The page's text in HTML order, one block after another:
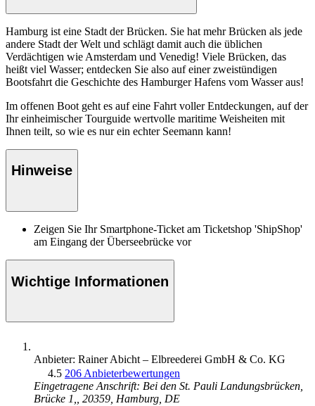
Hamburg ist eine Stadt der Brücken. Sie hat mehr Brücken als jede
andere Stadt der Welt und schlägt damit auch die üblichen
Verdächtigen wie Amsterdam und Venedig! Viele Brücken, das
heißt viel Wasser; entdecken Sie also auf einer zweistündigen
Bootsfahrt die Geschichte des Hamburger Hafens vom Wasser aus!
Im offenen Boot geht es auf eine Fahrt voller Entdeckungen, auf der
Ihr einheimischer Tourguide wertvolle maritime Weisheiten mit
Ihnen teilt, so wie es nur ein echter Seemann kann!
Hinweise
Zeigen Sie Ihr Smartphone-Ticket am Ticketshop 'ShipShop'
am Eingang der Überseebrücke vor
Wichtige Informationen
Anbieter: Rainer Abicht – Elbreederei GmbH & Co. KG
4.5 206 Anbieterbewertungen
Eingetragene Anschrift: Bei den St. Pauli Landungsbrücken,
Brücke 1,, 20359, Hamburg, DE